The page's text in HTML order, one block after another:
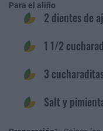
Para el aliño
2 dientes de
1 1/2
3
Salt y